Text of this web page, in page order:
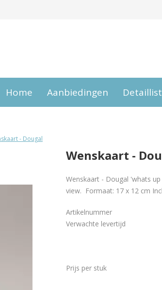
Home Aanbiedingen Detaillist
- Dougal
Wenskaart -
Wenskaart - Dougal 'whats
view. Formaat: 17 x 12 cm
Artikelnummer
Verwachte levertijd
Prijs per stuk